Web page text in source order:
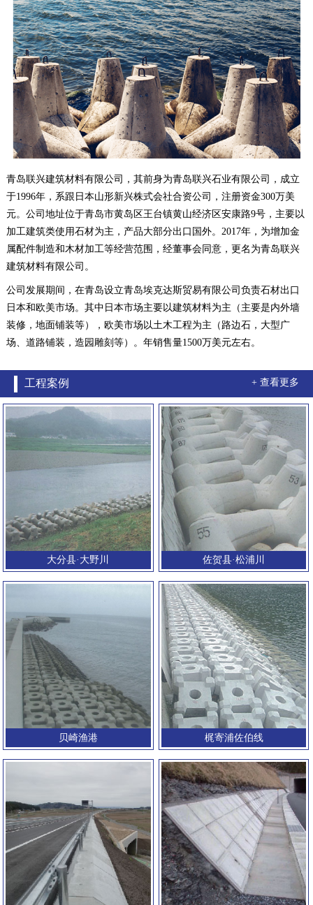
青岛联兴建筑材料有限公司，其前身为青岛联兴石业有限公司，成立
于1996年，系跟日本山形新兴株式会社合资公司，注册资金300万美
元。公司地址位于青岛市黄岛区王台镇黄山经济区安康路9号，主要以
加工建筑类使用石材为主，产品大部分出口国外。2017年，为增加金
属配件制造和木材加工等经营范围，经董事会同意，更名为青岛联兴
建筑材料有限公司。
公司发展期间，在青岛设立青岛埃克达斯贸易有限公司负责石材出口
日本和欧美市场。其中日本市场主要以建筑材料为主（主要是内外墙
装修，地面铺装等），欧美市场以土木工程为主（路边石，大型广
场、道路铺装，造园雕刻等）。年销售量1500万美元左右。
+ 查看更多
工程案例
大分县·大野川 佐贺县·松浦川
贝崎渔港 梶寄浦佐伯线